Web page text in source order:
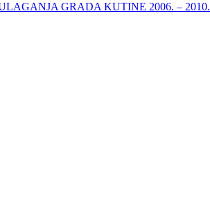
GRADA KUTINE 2006. – 2010.